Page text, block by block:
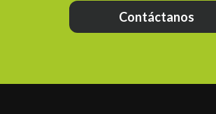
Contáctanos